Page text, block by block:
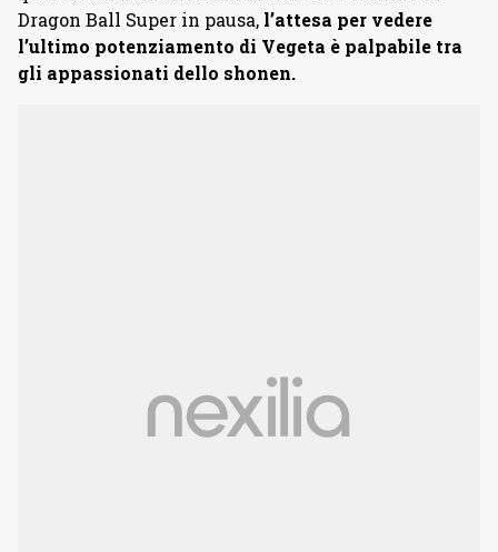
Dragon Ball Super in pausa, l’attesa per vedere
l’ultimo potenziamento di Vegeta è palpabile tra
gli appassionati dello shonen.